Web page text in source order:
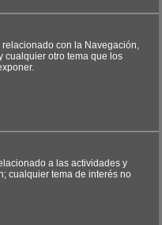
con la Navegación,
cualquier otro tema que los
a las actividades y
cualquier tema de interés no